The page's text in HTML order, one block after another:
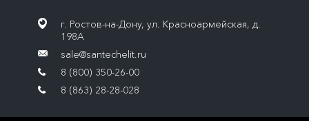
г. Ростов-на-Дону, ул. Красноармейская, д.
198А
sale@santechelit.ru
8 (800) 350-26-00
8 (863) 28-28-028